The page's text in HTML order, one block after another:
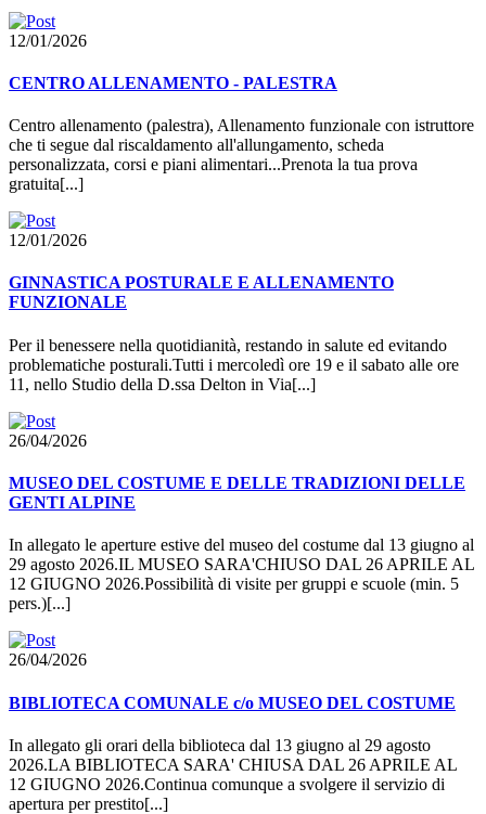
12/01/2026
CENTRO ALLENAMENTO - PALESTRA
Centro allenamento (palestra), Allenamento funzionale con istruttore
che ti segue dal riscaldamento all'allungamento, scheda
personalizzata, corsi e piani alimentari...Prenota la tua prova
gratuita[...]
12/01/2026
GINNASTICA POSTURALE E ALLENAMENTO
FUNZIONALE
Per il benessere nella quotidianità, restando in salute ed evitando
problematiche posturali.Tutti i mercoledì ore 19 e il sabato alle ore
11, nello Studio della D.ssa Delton in Via[...]
26/04/2026
MUSEO DEL COSTUME E DELLE TRADIZIONI DELLE
GENTI ALPINE
In allegato le aperture estive del museo del costume dal 13 giugno al
29 agosto 2026.IL MUSEO SARA'CHIUSO DAL 26 APRILE AL
12 GIUGNO 2026.Possibilità di visite per gruppi e scuole (min. 5
pers.)[...]
26/04/2026
BIBLIOTECA COMUNALE c/o MUSEO DEL COSTUME
In allegato gli orari della biblioteca dal 13 giugno al 29 agosto
2026.LA BIBLIOTECA SARA' CHIUSA DAL 26 APRILE AL
12 GIUGNO 2026.Continua comunque a svolgere il servizio di
apertura per prestito[...]